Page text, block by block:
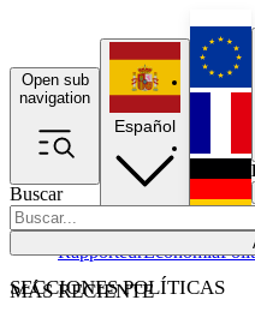
Open sub
navigation
Buscar
SECCIONES POLÍTICAS
RapporteurEconomía
Español
MÁS RECIENTE